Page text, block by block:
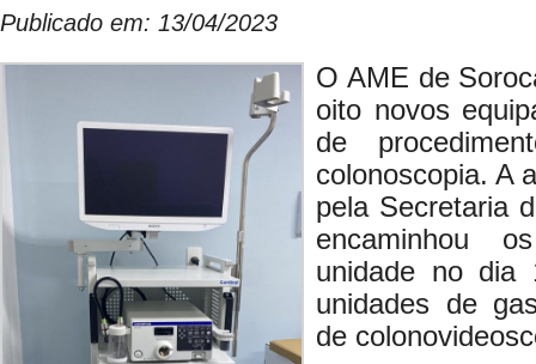
Publicado em: 13/04/2023
O AME de
oito novos
de
colonoscopia. A
pela Secretaria
encaminhou
unidade no dia
unidades de
de